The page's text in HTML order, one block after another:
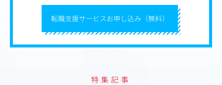
転職支援サービスお申し込み（無料）
特集記事